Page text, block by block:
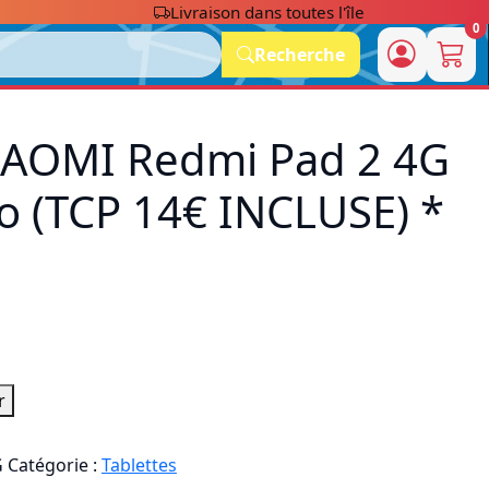
Livraison dans toutes l'île
Recherche
0
Redmi Pad 2 4G
(TCP 14€ INCLUSE) *
Catégorie : Tablettes